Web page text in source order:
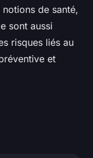
notions de santé,
sont aussi
risques liés au
et